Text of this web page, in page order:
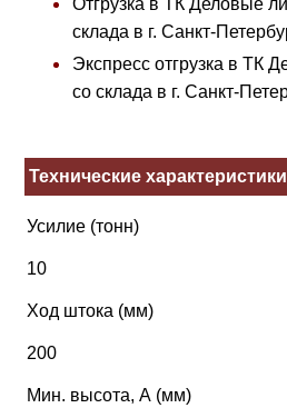
Отгрузка в ТК Деловые
склада в г. Санкт-
Экспресс отгрузка в ТК
со склада в г. Санкт-
Технические характеристики
Усилие (тонн)
10
Ход штока (мм)
200
Мин. высота, А (мм)